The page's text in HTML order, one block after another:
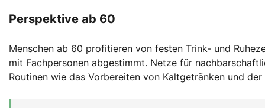
Perspektive ab 60
Menschen ab 60 profitieren von festen Trink- und
mit Fachpersonen abgestimmt. Netze für
Routinen wie das Vorbereiten von Kaltgetränken und